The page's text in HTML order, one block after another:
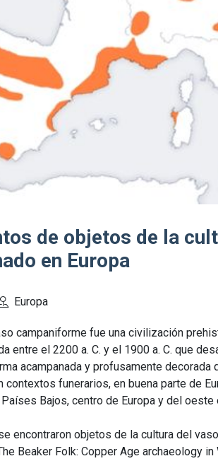
de objetos de la
en Europa
Europa
campaniforme fue una civilización
entre el 2200 a. C. y el 1900 a. C. que
acampanada y profusamente decorada
contextos funerarios, en buena parte de
Países Bajos, centro de Europa y del
encontraron objetos de la cultura del
Beaker Folk: Copper Age archaeology